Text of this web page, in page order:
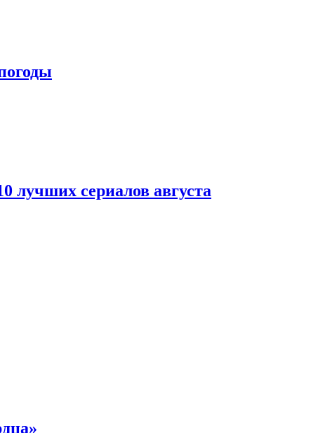
лучших сериалов августа